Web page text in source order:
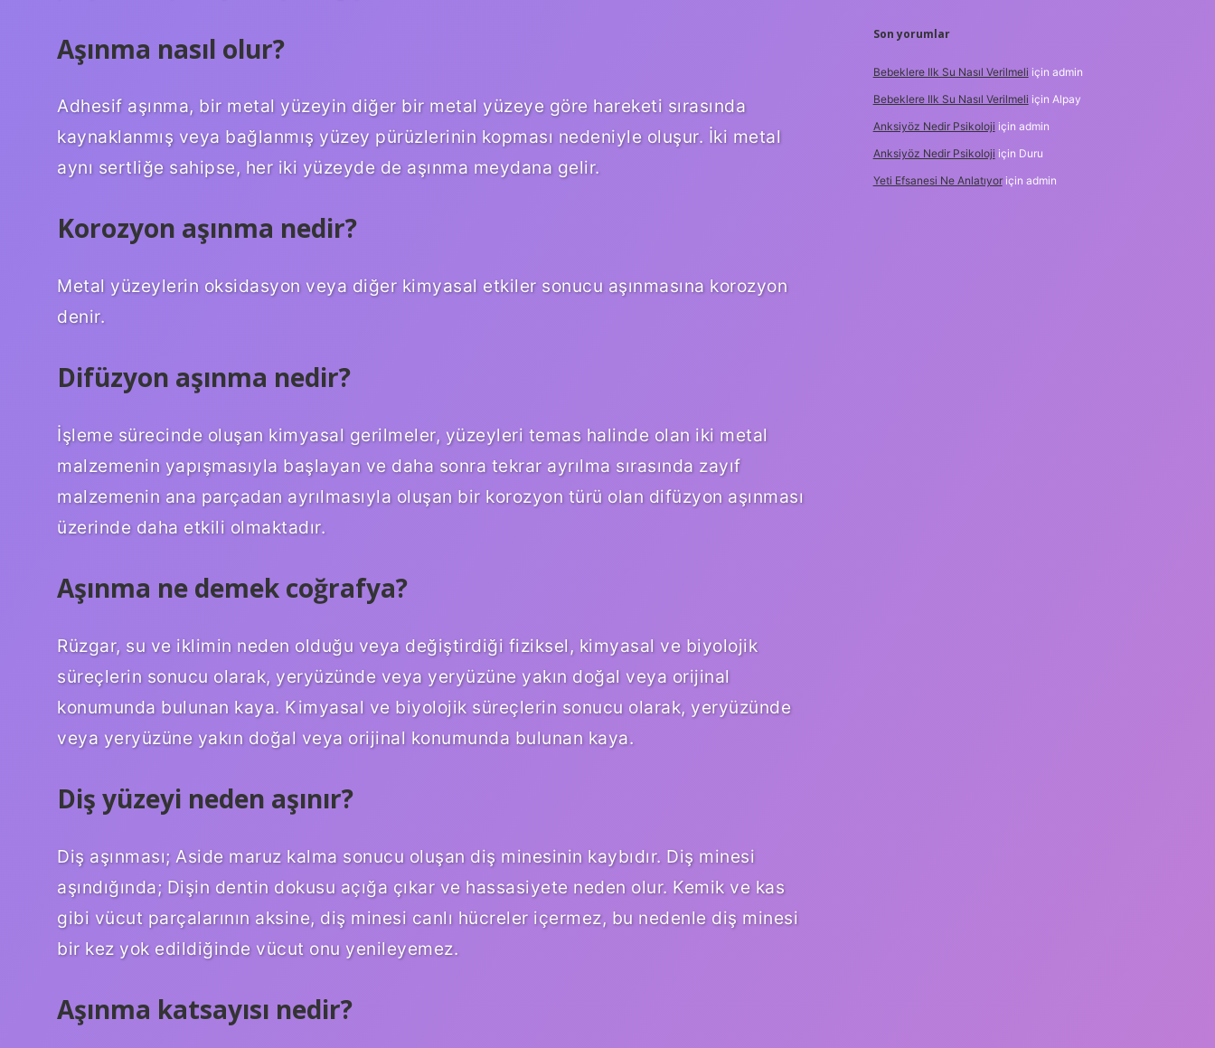
Aşınma nasıl olur?
Adhesif aşınma, bir metal yüzeyin diğer bir metal yüzeye göre hareketi sırasında
kaynaklanmış veya bağlanmış yüzey pürüzlerinin kopması nedeniyle oluşur. İki metal
aynı sertliğe sahipse, her iki yüzeyde de aşınma meydana gelir.
Korozyon aşınma nedir?
Metal yüzeylerin oksidasyon veya diğer kimyasal etkiler sonucu aşınmasına korozyon
denir.
Difüzyon aşınma nedir?
İşleme sürecinde oluşan kimyasal gerilmeler, yüzeyleri temas halinde olan iki metal
malzemenin yapışmasıyla başlayan ve daha sonra tekrar ayrılma sırasında zayıf
malzemenin ana parçadan ayrılmasıyla oluşan bir korozyon türü olan difüzyon aşınması
üzerinde daha etkili olmaktadır.
Aşınma ne demek coğrafya?
Rüzgar, su ve iklimin neden olduğu veya değiştirdiği fiziksel, kimyasal ve biyolojik
süreçlerin sonucu olarak, yeryüzünde veya yeryüzüne yakın doğal veya orijinal
konumunda bulunan kaya. Kimyasal ve biyolojik süreçlerin sonucu olarak, yeryüzünde
veya yeryüzüne yakın doğal veya orijinal konumunda bulunan kaya.
Diş yüzeyi neden aşınır?
Diş aşınması; Aside maruz kalma sonucu oluşan diş minesinin kaybıdır. Diş minesi
aşındığında; Dişin dentin dokusu açığa çıkar ve hassasiyete neden olur. Kemik ve kas
gibi vücut parçalarının aksine, diş minesi canlı hücreler içermez, bu nedenle diş minesi
bir kez yok edildiğinde vücut onu yenileyemez.
Aşınma katsayısı nedir?
Son yorumlar
Bebeklere Ilk Su Nasıl Verilmeli için admin
Bebeklere Ilk Su Nasıl Verilmeli için Alpay
Anksiyöz Nedir Psikoloji için admin
Anksiyöz Nedir Psikoloji için Duru
Yeti Efsanesi Ne Anlatıyoriçin admin